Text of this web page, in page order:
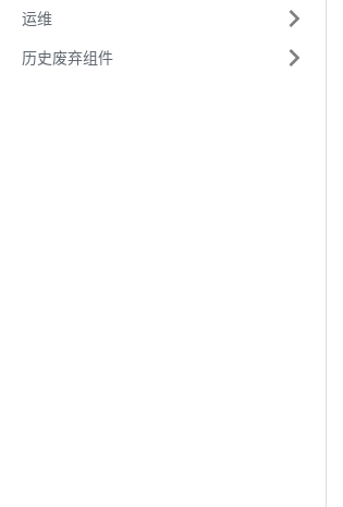
运维
历史废弃组件